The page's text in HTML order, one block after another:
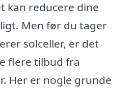
kan reducere dine
Men før du tager
solceller, er det
flere tilbud fra
Her er nogle grunde